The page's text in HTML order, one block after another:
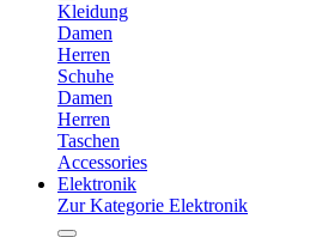
Kleidung
Damen
Herren
Schuhe
Damen
Herren
Taschen
Accessories
Elektronik
Zur Kategorie Elektronik